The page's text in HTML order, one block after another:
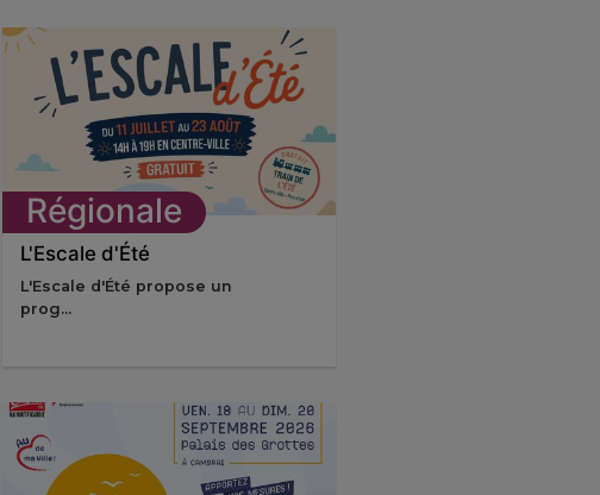
Régionale
L'Escale d'Été
L'Escale d'Été propose un
prog...